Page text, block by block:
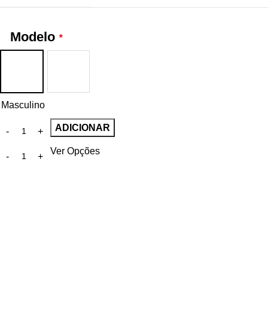
Modelo *
Masculino
ADICIONAR
Ver Opções